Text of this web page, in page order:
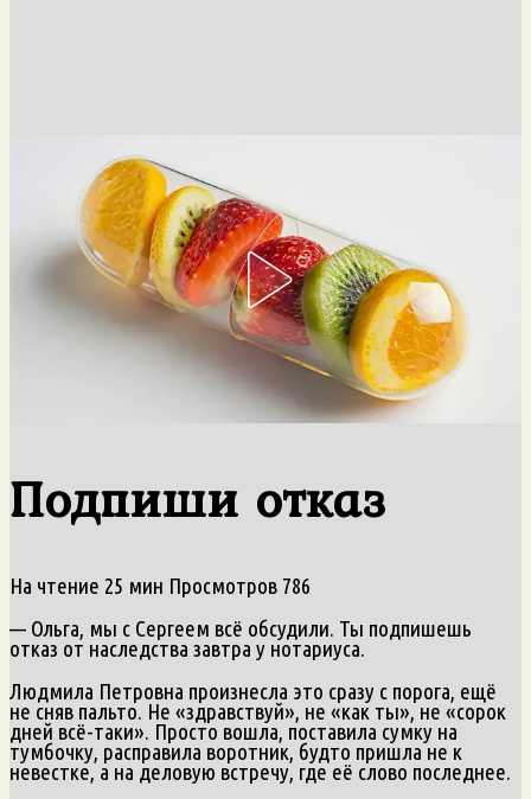
Подпиши отказ
На чтение 25 мин Просмотров 786
— Ольга, мы с Сергеем всё обсудили. Ты подпишешь
отказ от наследства завтра у нотариуса.
Людмила Петровна произнесла это сразу с порога, ещё
не сняв пальто. Не «здравствуй», не «как ты», не «сорок
дней всё-таки». Просто вошла, поставила сумку на
тумбочку, расправила воротник, будто пришла не к
невестке, а на деловую встречу, где её слово последнее.